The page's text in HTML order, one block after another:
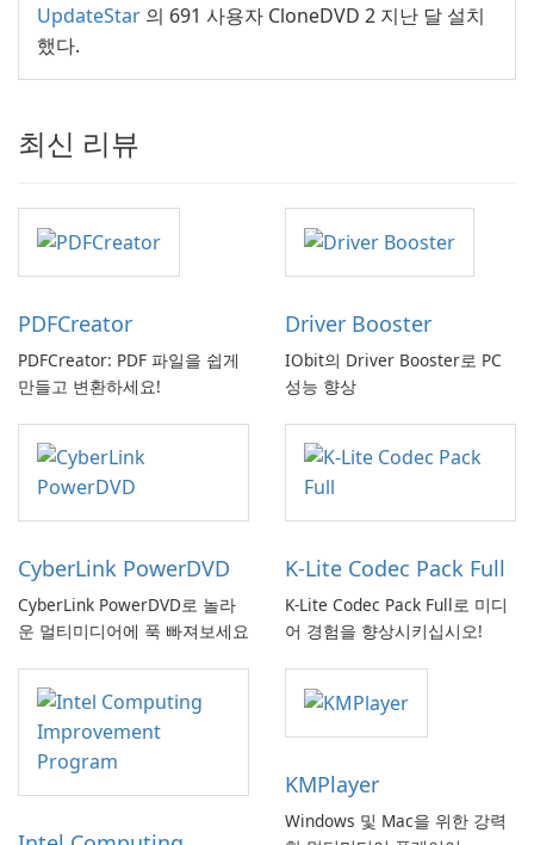
UpdateStar 의 691 사용자 CloneDVD 2 지난 달 설치
했다.
최신 리뷰
PDFCreator
PDFCreator: PDF 파일을 쉽게
만들고 변환하세요!
Driver Booster
IObit의 Driver Booster로 PC
성능 향상
CyberLink PowerDVD
CyberLink PowerDVD로 놀라
운 멀티미디어에 푹 빠져보세요
K-Lite Codec Pack Full
K-Lite Codec Pack Full로 미디
어 경험을 향상시키십시오!
KMPlayer
Windows 및 Mac을 위한 강력